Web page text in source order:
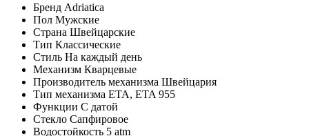
Бренд Adriatica
Пол Мужские
Страна Швейцарские
Тип Классические
Стиль На каждый день
Механизм Кварцевые
Производитель механизма Швейцария
Тип механизма ETA, ETA 955
Функции С датой
Стекло Сапфировое
Водостойкость 5 atm